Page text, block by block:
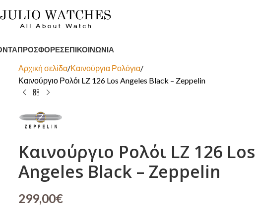
ΠΡΟΣΦΟΡΈΣΕΠΙΚΟΙΝΩΝΊΑ
Αρχική σελίδα Καινούργια Ρολόγια
Καινούργιο Ρολόι LZ 126 Los Angeles Black – Zeppelin
Καινούργιο Ρολόι LZ 126 Los
Angeles Black – Zeppelin
299,00€